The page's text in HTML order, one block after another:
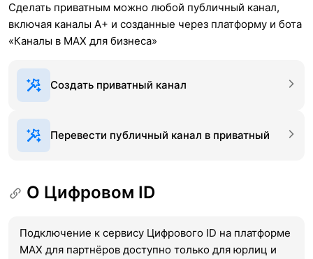
Сделать приватным можно любой публичный канал,
включая каналы А+ и созданные через платформу и бота
«Каналы в MAX для бизнеса»
Создать приватный канал
Перевести публичный канал в приватный
О Цифровом ID
Подключение к сервису Цифрового ID на платформе
MAX для партнёров доступно только для юрлиц и